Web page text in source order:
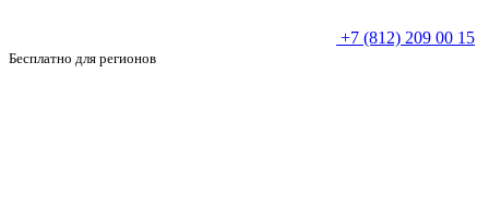
+7 (812) 209 00 15
Бесплатно для регионов